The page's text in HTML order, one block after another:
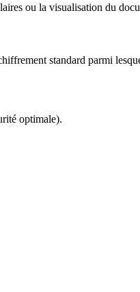
ou la visualisation du
standard parmi
optimale).